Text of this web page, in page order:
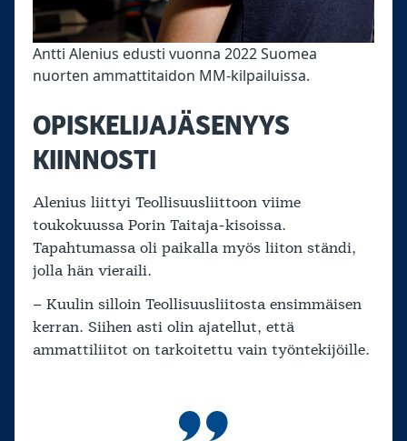
Antti Alenius edusti vuonna 2022 Suomea
nuorten ammattitaidon MM-kilpailuissa.
OPISKELIJAJÄSENYYS
KIINNOSTI
Alenius liittyi Teollisuusliittoon viime
toukokuussa Porin Taitaja-kisoissa.
Tapahtumassa oli paikalla myös liiton ständi,
jolla hän vieraili.
– Kuulin silloin Teollisuusliitosta ensimmäisen
kerran. Siihen asti olin ajatellut, että
ammattiliitot on tarkoitettu vain työntekijöille.